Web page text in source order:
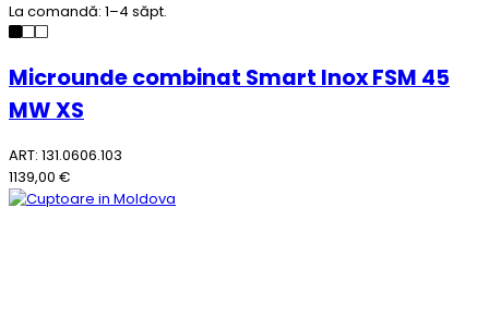
La comandă: 1–4 săpt.
Microunde combinat Smart Inox FSM 45
MW XS
ART: 131.0606.103
1139,00 €